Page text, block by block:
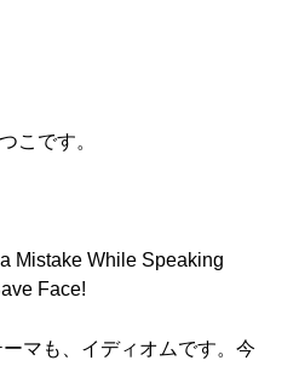
こです。
Mistake While Speaking
Face!
マも、イディオムです。今